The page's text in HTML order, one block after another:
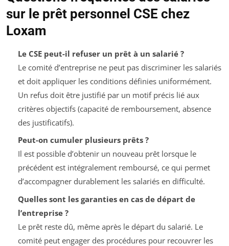
sur le prêt personnel CSE chez
Loxam
Le CSE peut-il refuser un prêt à un salarié ?
Le comité d’entreprise ne peut pas discriminer les salariés
et doit appliquer les conditions définies uniformément.
Un refus doit être justifié par un motif précis lié aux
critères objectifs (capacité de remboursement, absence
des justificatifs).
Peut-on cumuler plusieurs prêts ?
Il est possible d’obtenir un nouveau prêt lorsque le
précédent est intégralement remboursé, ce qui permet
d’accompagner durablement les salariés en difficulté.
Quelles sont les garanties en cas de départ de
l’entreprise ?
Le prêt reste dû, même après le départ du salarié. Le
comité peut engager des procédures pour recouvrer les